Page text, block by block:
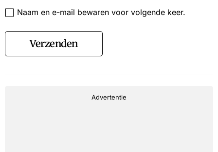
Naam en e-mail bewaren voor volgende keer.
Verzenden
Advertentie